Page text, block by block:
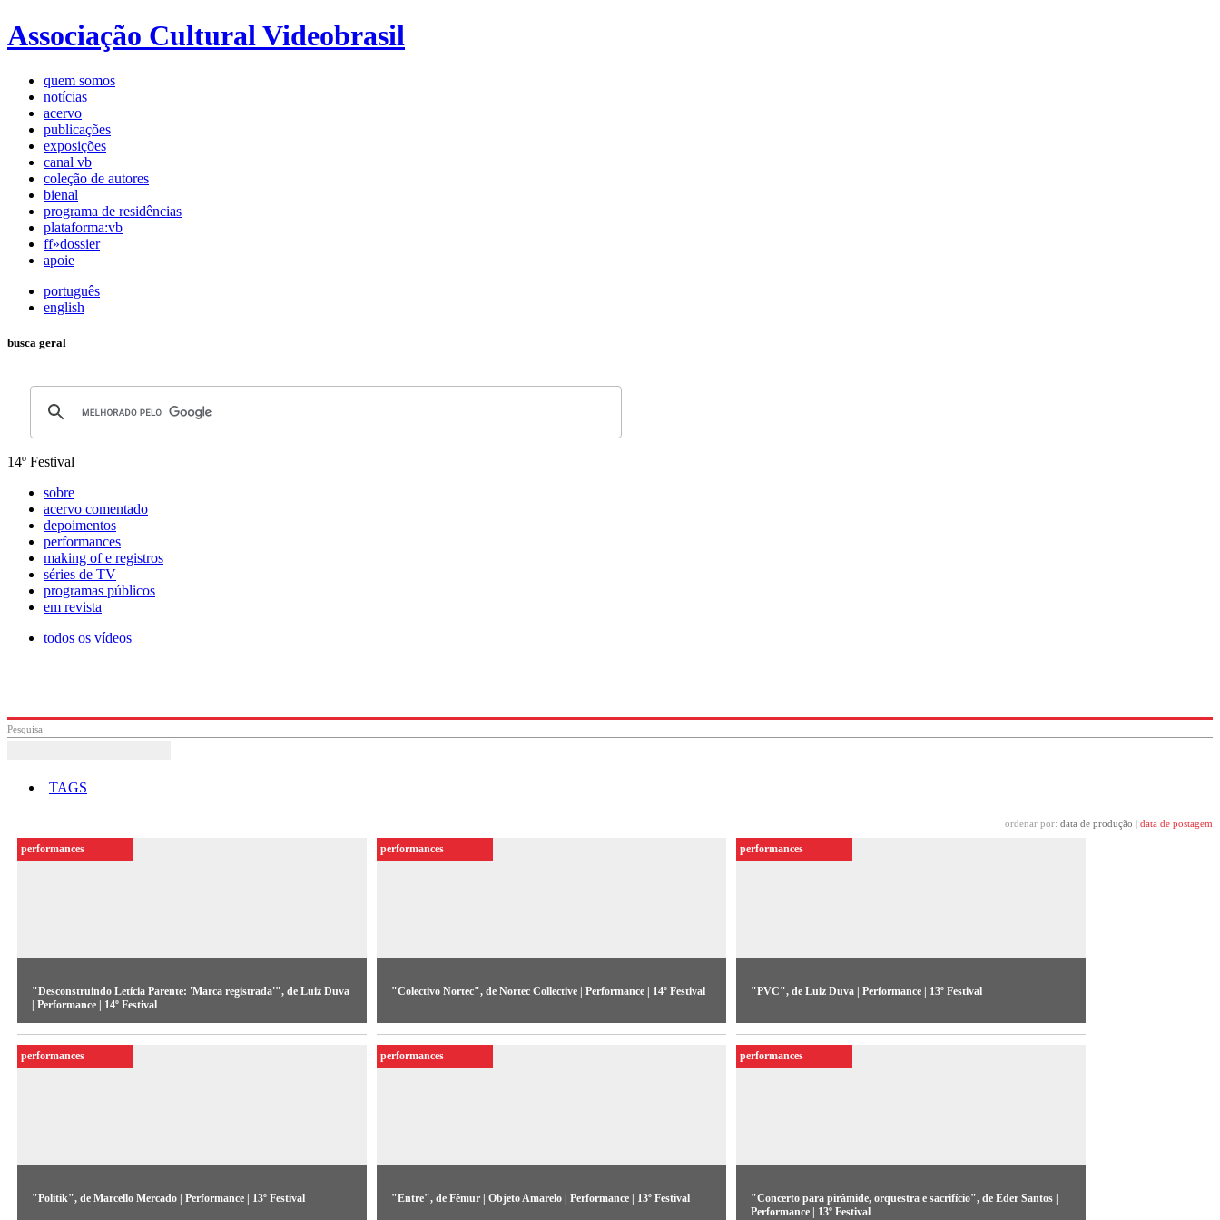
Associação Cultural Videobrasil
quem somos
notícias
acervo
publicações
exposições
canal vb
coleção de autores
bienal
programa de residências
plataforma:vb
ff»dossier
apoie
português
english
busca geral
14º Festival
sobre
acervo comentado
depoimentos
performances
making of e registros
séries de TV
programas públicos
em revista
todos os vídeos
Pesquisa
TAGS
ordenar por: data de produção data de postagem
"Desconstruindo Letícia Parente: 'Marca registrada'", de Luiz Duva
| Performance | 14º Festival
Manipulando ao vivo imagens pré-alteradas sobre exercícios
musicais de improviso eletrônico do grupo LCD, a
performances
"Colectivo Nortec", de Nortec Collective | Performance | 14º Festival
Contração de “norte” e “techno”, a expressão “nortec” designa
a sonoridade criada pelo cruzamento de música eletrônica com
ritmos tradicionais de Tijuana, México.
performances
"PVC", de Luiz Duva | Performance | 13º Festival
Imagens são editadas ao vivo e projetadas em três telões como
acompanhamento do som composto de bases pré-gravadas e
improvisação de música eletrônica.
performances
"Politik", de Marcello Mercado | Performance | 13º Festival
performances
"Entre", de Fêmur | Objeto Amarelo | Performance | 13º Festival
performances
"Concerto para pirâmide, orquestra e sacrifício", de Eder Santos |
Performance | 13º Festival
performances